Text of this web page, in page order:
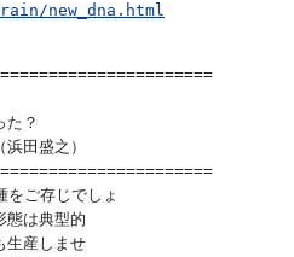
new_dna.html
？
をご存じでしょ
態は典型的
生産しませ